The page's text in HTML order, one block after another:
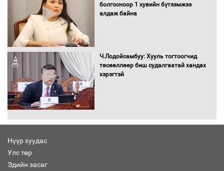
болгосноор 1 хувийн бүтээмжээ
алдаж байна
Ч.Лодойсамбуу: Хууль тогтоогчид
төсөөллөөр биш судалгаатай хандах
хэрэгтэй
Нүүр хуудас
Улс төр
Эдийн засаг